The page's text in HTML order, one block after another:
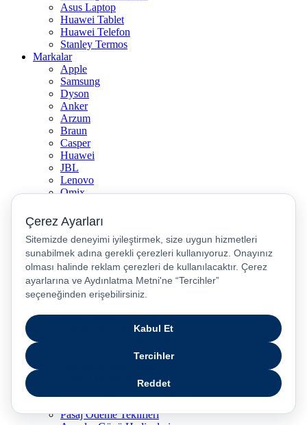
Asus Laptop
Huawei Tablet
Huawei Telefon
Stanley Termos
Markalar
Apple
Samsung
Dyson
Anker
Arzum
Braun
Casper
Huawei
JBL
Lenovo
Omix
Realme
Xiaomi
TCL
Sony
Özel Günler & Kampanyalar
Apple Eğitim
Düğün ve Çeyiz Paketleri
Fırsatlar Pasajı
Pasaj Günleri
Uykusu Kaçanlar Kulübü
Vergisiz Telefonlar
Kurban Bayramı Kampanyası
Pasaj Ödeme Teklifleri